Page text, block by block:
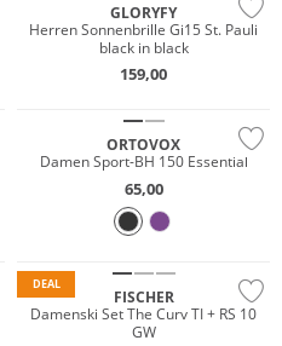
GLORYFY
Herren Sonnenbrille Gi15 St. Pauli
black in black
159,00
ORTOVOX
Damen Sport-BH 150 Essential
65,00
DEAL
FISCHER
Damenski Set The Curv TI + RS 10
GW